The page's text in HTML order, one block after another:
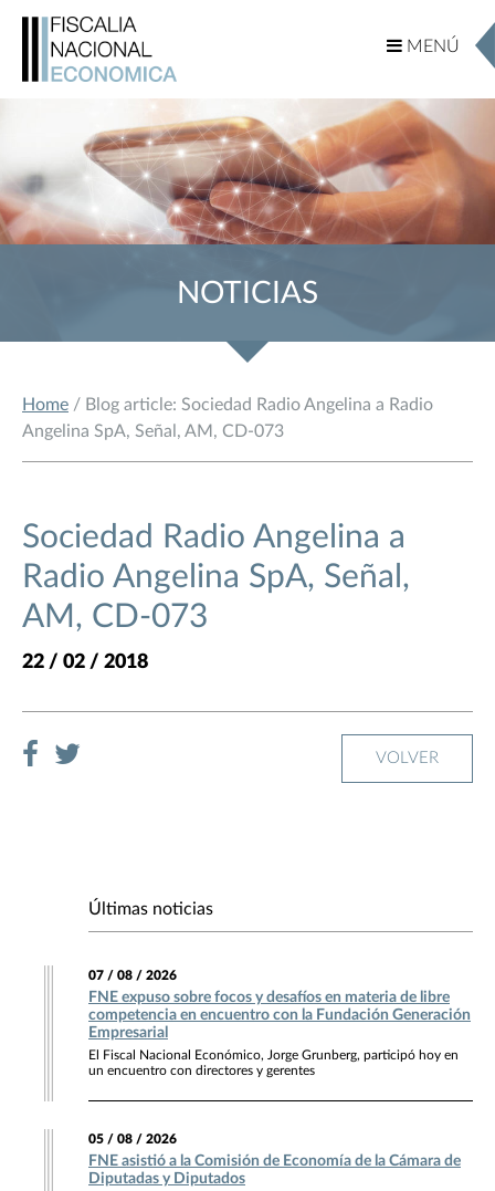
MENÚ
MENÚ
NOTICIAS
Home / Blog article: Sociedad Radio Angelina a Radio
Angelina SpA, Señal, AM, CD-073
Sociedad Radio Angelina a
Radio Angelina SpA, Señal,
AM, CD-073
22 / 02 / 2018
VOLVER
Últimas noticias
07 / 08 / 2026
FNE expuso sobre focos y desafíos en materia de libre
competencia en encuentro con la Fundación Generación
Empresarial
El Fiscal Nacional Económico, Jorge Grunberg, participó hoy en
un encuentro con directores y gerentes
05 / 08 / 2026
FNE asistió a la Comisión de Economía de la Cámara de
Diputadas y Diputados